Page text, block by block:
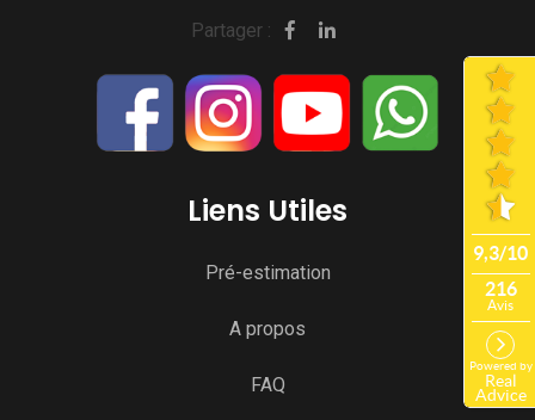
Partager :
Liens Utiles
Pré-estimation
A propos
FAQ